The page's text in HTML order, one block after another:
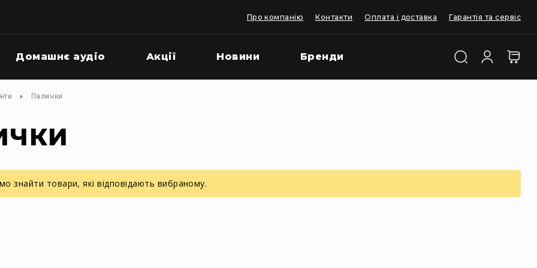
Про компанію Контакти Оплата і доставка Гарантія та сервіс
Домашнє аудіо Акції Новини Бренди
Палички
знайти товари, які відповідають вибраному.